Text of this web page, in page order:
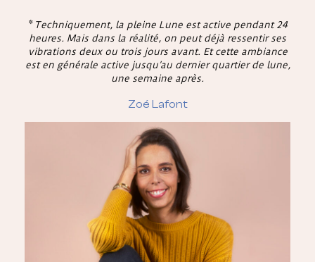
* Techniquement, la pleine Lune est active pendant 24
heures. Mais dans la réalité, on peut déjà ressentir ses
vibrations deux ou trois jours avant. Et cette ambiance
est en générale active jusqu’au dernier quartier de lune,
une semaine après.
Zoé Lafont